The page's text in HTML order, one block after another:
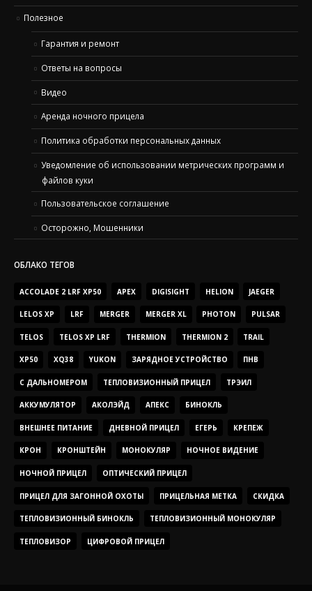
Полезное
Гарантия и ремонт
Ответы на вопросы
Видео
Аренда ночного прицела
Политика обработки персональных данных
Уведомление об использовании метрических программ и
файлов куки
Пользовательское соглашение
Осторожно, Мошенники
ОБЛАКО ТЕГОВ
ACCOLADE 2 LRF XP50 APEX DIGISIGHT HELION JAEGER
LELOS XP LRF MERGER MERGER XL PHOTON PULSAR
TELOS TELOS XP LRF THERMION THERMION 2 TRAIL
XP50 XQ38 YUKON ЗАРЯДНОЕ УСТРОЙСТВО ПНВ
С ДАЛЬНОМЕРОМ ТЕПЛОВИЗИОННЫЙ ПРИЦЕЛ ТРЭИЛ
АККУМУЛЯТОР АКОЛЭЙД АПЕКС БИНОКЛЬ
ВНЕШНЕЕ ПИТАНИЕ ДНЕВНОЙ ПРИЦЕЛ ЕГЕРЬ КРЕПЕЖ
КРОН КРОНШТЕЙН МОНОКУЛЯР НОЧНОЕ ВИДЕНИЕ
НОЧНОЙ ПРИЦЕЛ ОПТИЧЕСКИЙ ПРИЦЕЛ
ПРИЦЕЛ ДЛЯ ЗАГОННОЙ ОХОТЫ ПРИЦЕЛЬНАЯ МЕТКА СКИДКА
ТЕПЛОВИЗИОННЫЙ БИНОКЛЬ ТЕПЛОВИЗИОННЫЙ МОНОКУЛЯР
ТЕПЛОВИЗОР ЦИФРОВОЙ ПРИЦЕЛ